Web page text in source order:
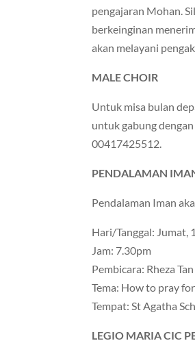
pengajaran Mohan.
berkeinginan
akan melayani
MALE CHOIR
Untuk misa bulan
untuk gabung
00417425512.
PENDALAMAN
Pendalaman Iman
Hari/Tanggal: Jumat,
Jam: 7.30pm
Pembicara: Rheza Tan
Tema: How to pray
Tempat: St Agatha
LEGIO MARIA CIC